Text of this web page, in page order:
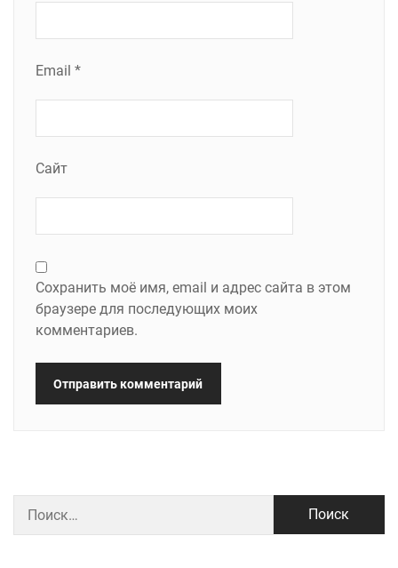
Email *
Сайт
Сохранить моё имя, email и адрес сайта в этом
браузере для последующих моих
комментариев.